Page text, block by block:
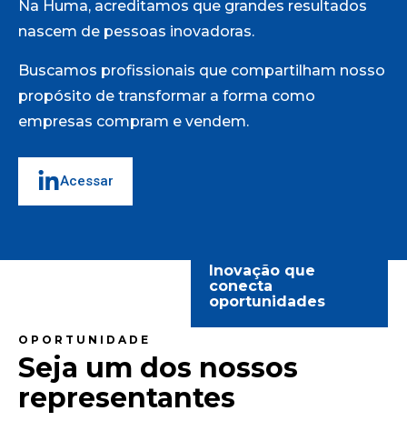
Na Huma, acreditamos que grandes resultados
nascem de pessoas inovadoras.
Buscamos profissionais que compartilham nosso
propósito de transformar a forma como
empresas compram e vendem.
Acessar
Inovação que
conecta
oportunidades
OPORTUNIDADE
Seja um dos nossos
representantes